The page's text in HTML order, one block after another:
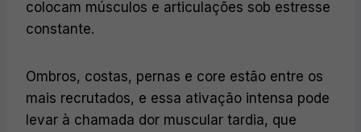
colocam músculos e articulações sob estresse
constante.
Ombros, costas, pernas e core estão entre os
mais recrutados, e essa ativação intensa pode
levar à chamada dor muscular tardia, que